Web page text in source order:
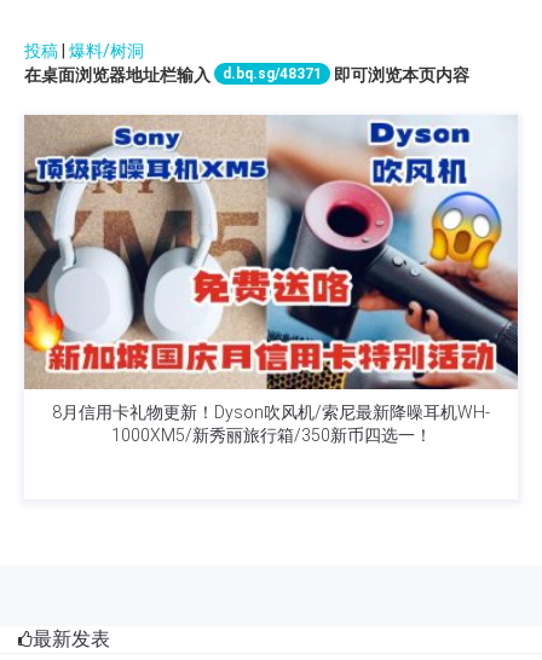
投稿 爆料/树洞
在桌面浏览器地址栏输入
d.bq.sg/48371 即可浏览本页内容
8月信用卡礼物更新！Dyson吹风机/索尼最新降噪耳机WH-
1000XM5/新秀丽旅行箱/350新币四选一！
最新发表